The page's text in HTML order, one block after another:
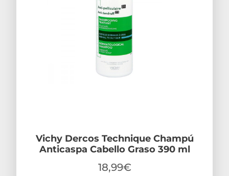
Vichy Dercos Technique Champú
Anticaspa Cabello Graso 390 ml
18,99€